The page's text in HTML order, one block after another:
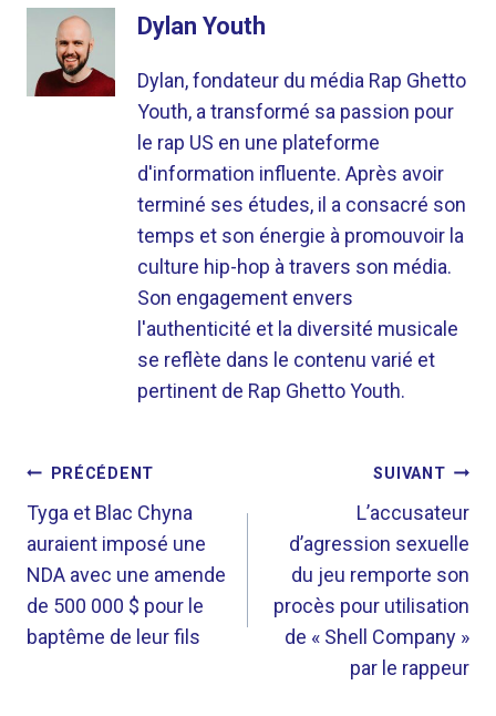
Dylan Youth
Dylan, fondateur du média Rap Ghetto
Youth, a transformé sa passion pour
le rap US en une plateforme
d'information influente. Après avoir
terminé ses études, il a consacré son
temps et son énergie à promouvoir la
culture hip-hop à travers son média.
Son engagement envers
l'authenticité et la diversité musicale
se reflète dans le contenu varié et
pertinent de Rap Ghetto Youth.
NAVIGATION
DE
L’ARTICLE
PRÉCÉDENT
Tyga et Blac Chyna
auraient imposé une
NDA avec une amende
de 500 000 $ pour le
baptême de leur fils
SUIVANT
L’accusateur
d’agression sexuelle
du jeu remporte son
procès pour utilisation
de « Shell Company »
par le rappeur